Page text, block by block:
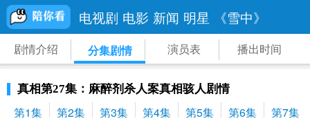
电视剧 电影 新闻 明星 《雪中》
剧情介绍 分集剧情 演员表 播出时间
真相第27集：麻醉剂杀人案真相骇人剧情
第1集 第2集 第3集 第4集 第5集 第6集 第7集